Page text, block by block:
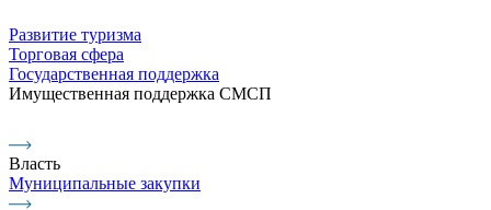
Развитие туризма
Торговая сфера
Государственная поддержка
Имущественная поддержка СМСП
Власть
Муниципальные закупки